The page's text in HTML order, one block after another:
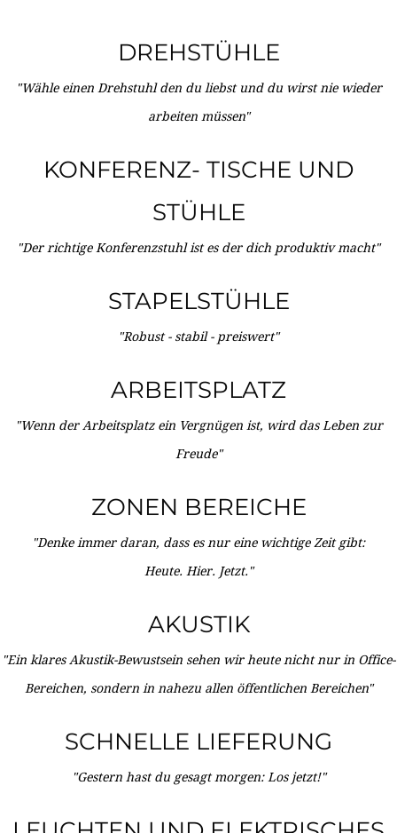
DREHSTÜHLE
"Wähle einen Drehstuhl den du liebst und du wirst nie wieder
arbeiten müssen"
KONFERENZ- TISCHE UND
STÜHLE
"Der richtige Konferenzstuhl ist es der dich produktiv macht"
STAPELSTÜHLE
"Robust - stabil - preiswert"
ARBEITSPLATZ
"Wenn der Arbeitsplatz ein Vergnügen ist, wird das Leben zur
Freude"
ZONEN BEREICHE
"Denke immer daran, dass es nur eine wichtige Zeit gibt:
Heute. Hier. Jetzt."
AKUSTIK
"Ein klares Akustik-Bewustsein sehen wir heute nicht nur in Office-
Bereichen, sondern in nahezu allen öffentlichen Bereichen"
SCHNELLE LIEFERUNG
"Gestern hast du gesagt morgen: Los jetzt!"